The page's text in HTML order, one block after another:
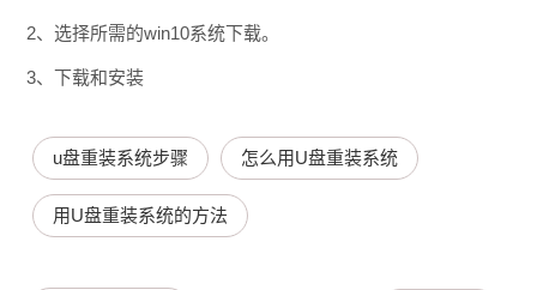
2、选择所需的win10系统下载。
3、下载和安装
u盘重装系统步骤 怎么用U盘重装系统
用U盘重装系统的方法